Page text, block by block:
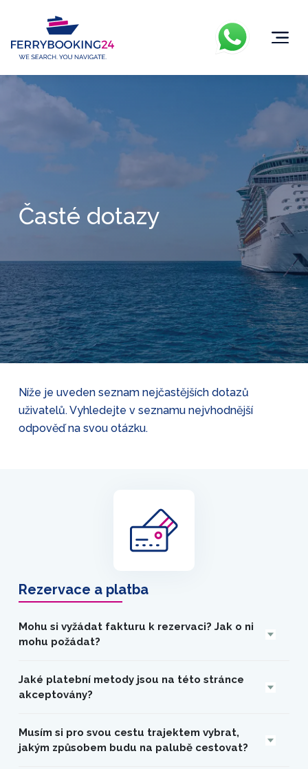
Časté dotazy
Níže je uveden seznam nejčastějších dotazů
uživatelů. Vyhledejte v seznamu nejvhodnější
odpověď na svou otázku.
Rezervace a platba
Mohu si vyžádat fakturu k rezervaci? Jak o ni
mohu požádat?
Jaké platební metody jsou na této stránce
akceptovány?
Musím si pro svou cestu trajektem vybrat,
jakým způsobem budu na palubě cestovat?